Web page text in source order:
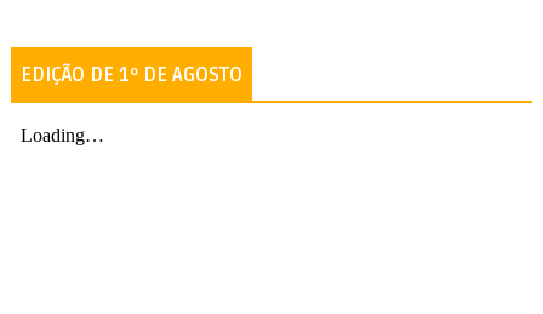
EDIÇÃO DE 1º DE AGOSTO